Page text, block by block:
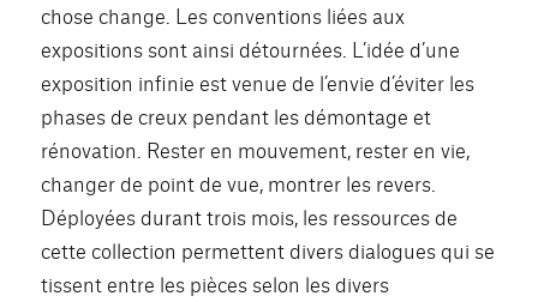
chose change. Les conventions liées aux
expositions sont ainsi détournées. L’idée d’une
exposition infinie est venue de l’envie d’éviter les
phases de creux pendant les démontage et
rénovation. Rester en mouvement, rester en vie,
changer de point de vue, montrer les revers.
Déployées durant trois mois, les ressources de
cette collection permettent divers dialogues qui se
tissent entre les pièces selon les divers